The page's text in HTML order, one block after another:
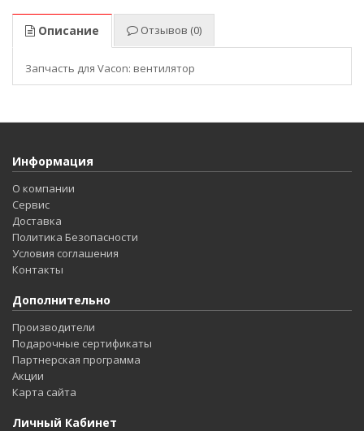
Описание Отзывов (0)
Запчасть для Vacon: вентилятор
Информация
О компании
Сервис
Доставка
Политика Безопасности
Условия соглашения
Контакты
Дополнительно
Производители
Подарочные сертификаты
Партнерская программа
Акции
Карта сайта
Личный Кабинет